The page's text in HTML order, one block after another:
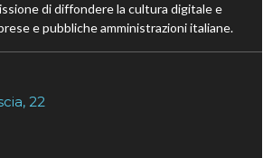
di diffondere la cultura digitale e
e pubbliche amministrazioni italiane.
22